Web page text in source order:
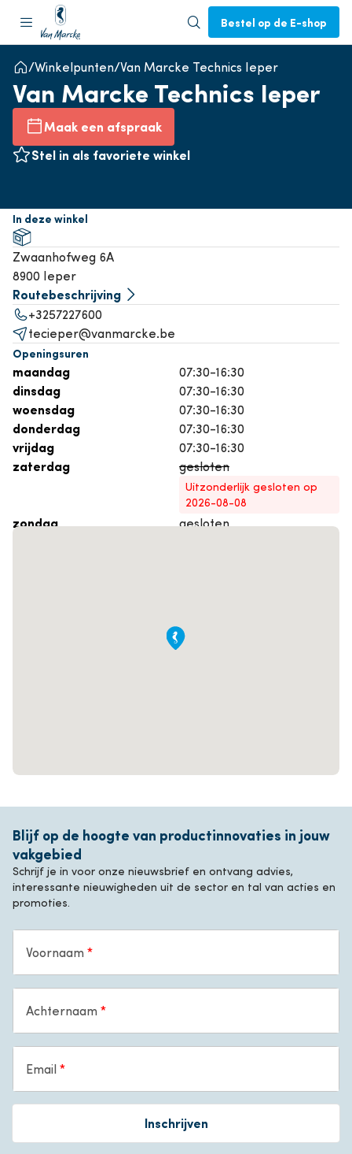
Bestel op de E-shop
Winkelpunten Van Marcke Technics Ieper
Van Marcke Technics Ieper
Maak een afspraak
Stel in als favoriete winkel
In deze winkel
Zwaanhofweg 6A
8900 Ieper
Routebeschrijving
+3257227600
tecieper@vanmarcke.be
Openingsuren
maandag 07:30-16:30
dinsdag 07:30-16:30
woensdag 07:30-16:30
donderdag 07:30-16:30
vrijdag 07:30-16:30
zaterdag gesloten
Uitzonderlijk gesloten op
2026-08-08
zondag gesloten
Blijf op de hoogte van productinnovaties in jouw
vakgebied
Schrijf je in voor onze nieuwsbrief en ontvang advies,
interessante nieuwigheden uit de sector en tal van acties en
promoties.
Voornaam
Achternaam
Email
Inschrijven